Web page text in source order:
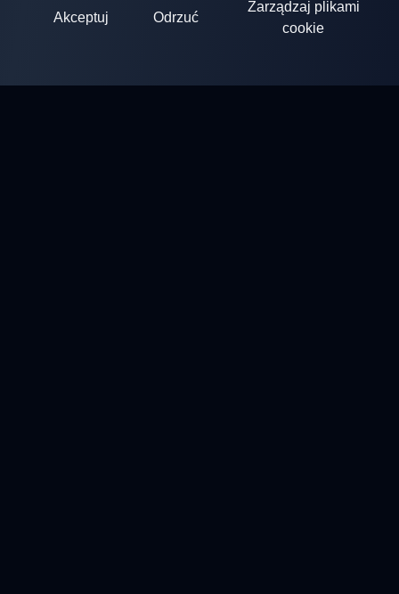
Akceptuj Odrzuć
Zarządzaj plikami
cookie